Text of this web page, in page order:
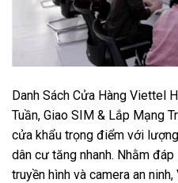
Danh Sách Cửa Hàng Viettel
Tuần, Giao SIM & Lắp Mạng
cửa khẩu trọng điểm với
dân cư tăng nhanh. Nhằm
truyền hình và camera an